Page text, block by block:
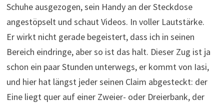
Schuhe ausgezogen, sein Handy an der Steckdose
angestöpselt und schaut Videos. In voller Lautstärke.
Er wirkt nicht gerade begeistert, dass ich in seinen
Bereich eindringe, aber so ist das halt. Dieser Zug ist ja
schon ein paar Stunden unterwegs, er kommt von Iasi,
und hier hat längst jeder seinen Claim abgesteckt: der
Eine liegt quer auf einer Zweier- oder Dreierbank, der